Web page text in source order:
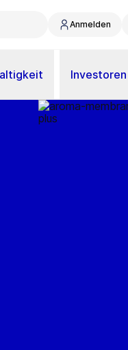
Anmelden
Investoren